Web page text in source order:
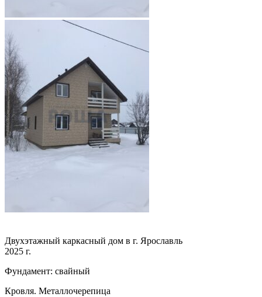
Двухэтажный каркасный дом в г. Ярославль
2025 г.
Фундамент: свайный
Кровля. Металлочерепица